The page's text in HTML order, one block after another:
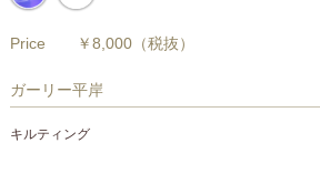
Price ￥8,000（税抜）
ガーリー平岸
キルティング